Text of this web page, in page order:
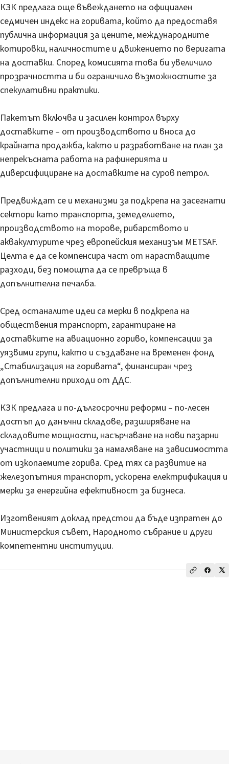
КЗК предлага още въвеждането на официален
седмичен индекс на горивата, който да предоставя
публична информация за цените, международните
котировки, наличностите и движението по веригата
на доставки. Според комисията това би увеличило
прозрачността и би ограничило възможностите за
спекулативни практики.
Пакетът включва и засилен контрол върху
доставките – от производството и вноса до
крайната продажба, както и разработване на план за
непрекъсната работа на рафинерията и
диверсифициране на доставките на суров петрол.
Предвиждат се и механизми за подкрепа на засегнати
сектори като транспорта, земеделието,
производството на торове, рибарството и
аквакултурите чрез европейския механизъм METSAF.
Целта е да се компенсира част от нарастващите
разходи, без помощта да се превръща в
допълнителна печалба.
Сред останалите идеи са мерки в подкрепа на
обществения транспорт, гарантиране на
доставките на авиационно гориво, компенсации за
уязвими групи, както и създаване на временен фонд
„Стабилизация на горивата“, финансиран чрез
допълнителни приходи от ДДС.
КЗК предлага и по-дългосрочни реформи – по-лесен
достъп до данъчни складове, разширяване на
складовите мощности, насърчаване на нови пазарни
участници и политики за намаляване на зависимостта
от изкопаемите горива. Сред тях са развитие на
железопътния транспорт, ускорена електрификация и
мерки за енергийна ефективност за бизнеса.
Изготвеният доклад предстои да бъде изпратен до
Министерския съвет, Народното събрание и други
компетентни институции.